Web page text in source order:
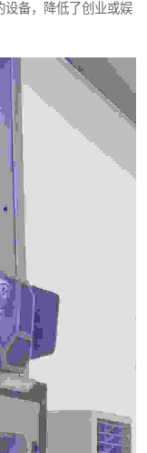
设备，降低了创业或娱